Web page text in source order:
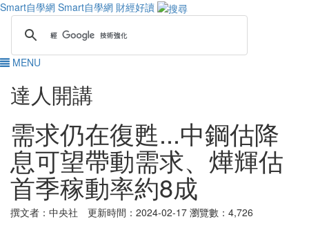
Smart自學網 Smart自學網 財經好讀
MENU
達人開講
需求仍在復甦...中鋼估降
息可望帶動需求、燁輝估
首季稼動率約8成
撰文者：中央社 更新時間：2024-02-17 瀏覽數：4,726